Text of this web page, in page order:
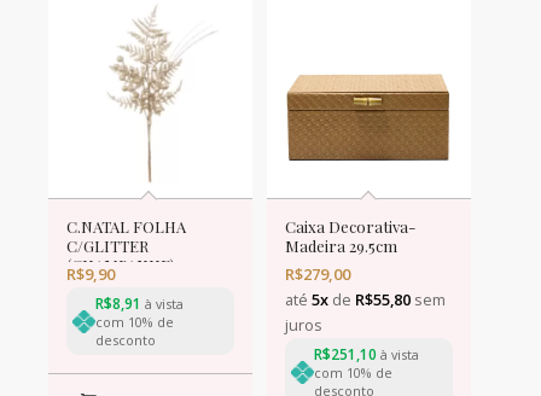
C.NATAL FOLHA
C/GLITTER
(CHAMPANHE) 34cm
(FLORARTE) Vol. 1
R$9,90
R$8,91 à vista
com 10% de
desconto
Caixa Decorativa-
Madeira 29.5cm
R$279,00
até 5xde R$55,80sem
juros
R$251,10 à vista
com 10% de
desconto